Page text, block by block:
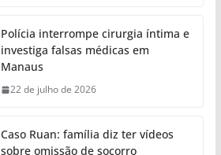
Polícia interrompe cirurgia íntima e
investiga falsas médicas em
Manaus
22 de julho de 2026
Caso Ruan: família diz ter vídeos
sobre omissão de socorro